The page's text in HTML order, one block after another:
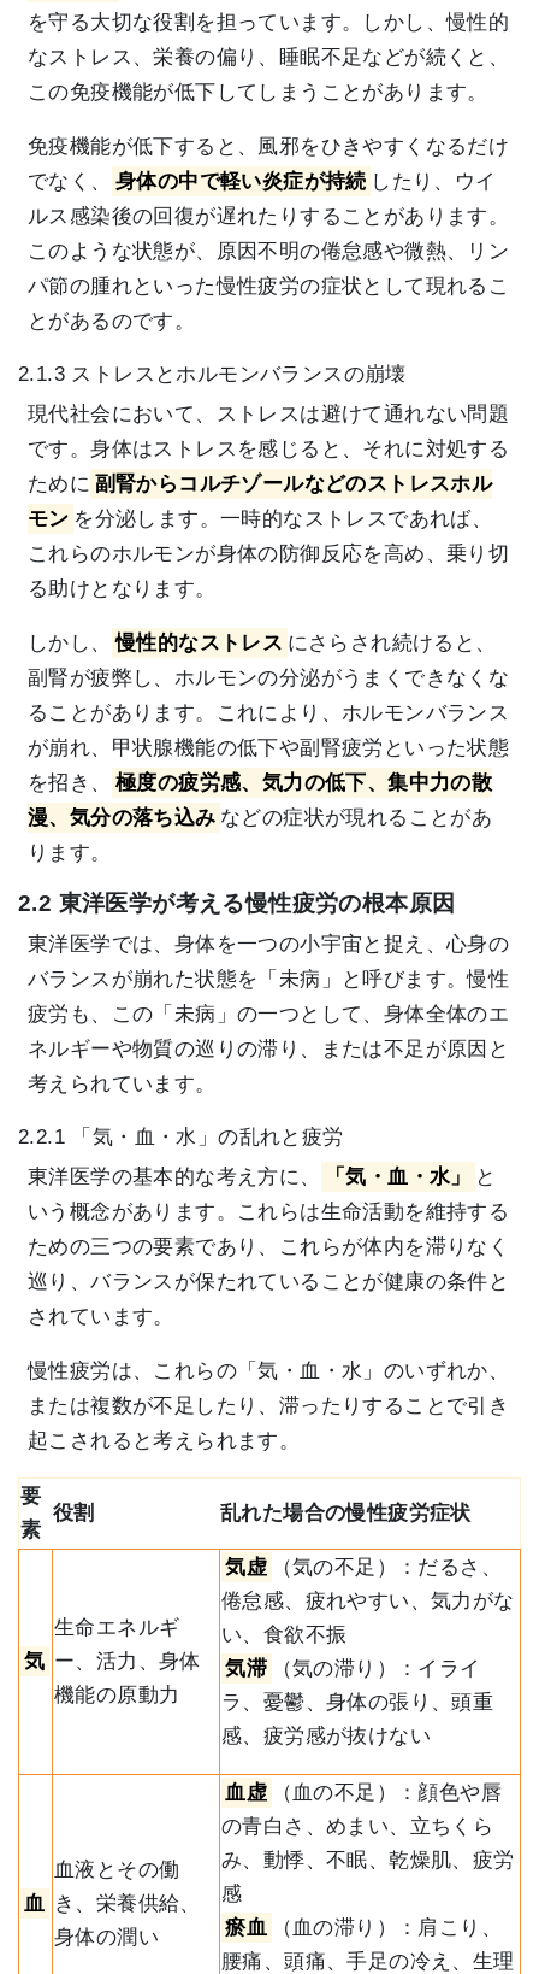
を守る大切な役割を担っています。しかし、慢性的
なストレス、栄養の偏り、睡眠不足などが続くと、
この免疫機能が低下してしまうことがあります。
免疫機能が低下すると、風邪をひきやすくなるだけ
でなく、
身体の中で軽い炎症が持続 したり、ウイ
ルス感染後の回復が遅れたりすることがあります。
このような状態が、原因不明の倦怠感や微熱、リン
パ節の腫れといった慢性疲労の症状として現れるこ
とがあるのです。
2.1.3 ストレスとホルモンバランスの崩壊
現代社会において、ストレスは避けて通れない問題
です。身体はストレスを感じると、それに対処する
ために 副腎からコルチゾールなどのストレスホル
モン を分泌します。一時的なストレスであれば、
これらのホルモンが身体の防御反応を高め、乗り切
る助けとなります。
しかし、 慢性的なストレス にさらされ続けると、
副腎が疲弊し、ホルモンの分泌がうまくできなくな
ることがあります。これにより、ホルモンバランス
が崩れ、甲状腺機能の低下や副腎疲労といった状態
を招き、
極度の疲労感、気力の低下、集中力の散
漫、気分の落ち込み などの症状が現れることがあ
ります。
2.2 東洋医学が考える慢性疲労の根本原因
東洋医学では、身体を一つの小宇宙と捉え、心身の
バランスが崩れた状態を「未病」と呼びます。慢性
疲労も、この「未病」の一つとして、身体全体のエ
ネルギーや物質の巡りの滞り、または不足が原因と
考えられています。
2.2.1 「気・血・水」の乱れと疲労
東洋医学の基本的な考え方に、
「気・血・水」
と
いう概念があります。これらは生命活動を維持する
ための三つの要素であり、これらが体内を滞りなく
巡り、バランスが保たれていることが健康の条件と
されています。
慢性疲労は、これらの「気・血・水」のいずれか、
または複数が不足したり、滞ったりすることで引き
起こされると考えられます。
要
素
役割 乱れた場合の慢性疲労症状
気
生命エネルギ
ー、活力、身体
機能の原動力
気虚
（気の不足）：だるさ、
倦怠感、疲れやすい、気力がな
い、食欲不振
気滞
（気の滞り）：イライ
ラ、憂鬱、身体の張り、頭重
感、疲労感が抜けない
血
血液とその働
き、栄養供給、
身体の潤い
血虚
（血の不足）：顔色や唇
の青白さ、めまい、立ちくら
み、動悸、不眠、乾燥肌、疲労
感
瘀血
（血の滞り）：肩こり、
腰痛、頭痛、手足の冷え、生理